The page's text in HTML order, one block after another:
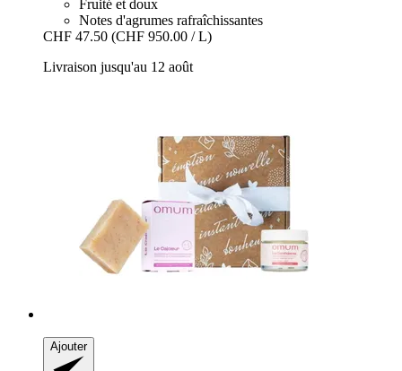
Fruité et doux
Notes d'agrumes rafraîchissantes
CHF 47.50 (CHF 950.00 / L)
Livraison jusqu'au 12 août
Ajouter